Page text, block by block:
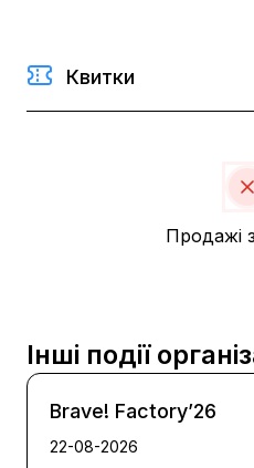
Квитки
Продажі
Інші події
Brave! Factory’26
22-08-2026